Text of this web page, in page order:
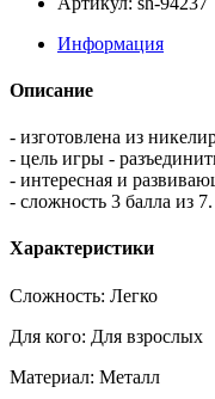
Информация
Описание
- изготовлена из
- цель игры -
- интересная и
- сложность 3 балла из 7.
Характеристики
Сложность: Легко
Для кого: Для взрослых
Материал: Металл